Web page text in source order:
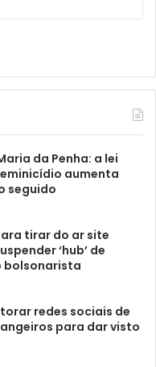
da Penha: a lei
aumenta
seguido
tirar do ar site
‘hub’ de
bolsonarista
redes sociais de
para dar visto